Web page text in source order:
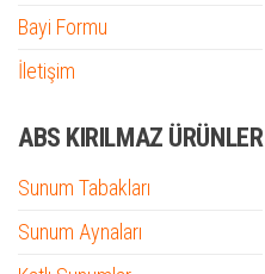
Bayi Formu
İletişim
ABS KIRILMAZ ÜRÜNLER
Sunum Tabakları
Sunum Aynaları